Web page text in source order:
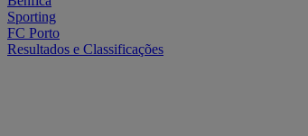
Sporting
FC Porto
Resultados e Classificações